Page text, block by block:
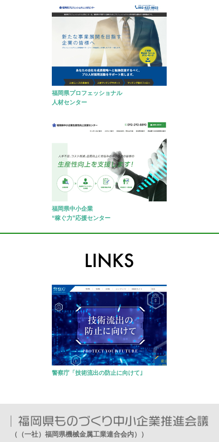
福岡県プロフェッショナル
人材センター
福岡県中小企業
“稼ぐ力”応援センター
警察庁「技術流出の防止に向けて｣
（（一社）福岡県機械金属工業連合会内））